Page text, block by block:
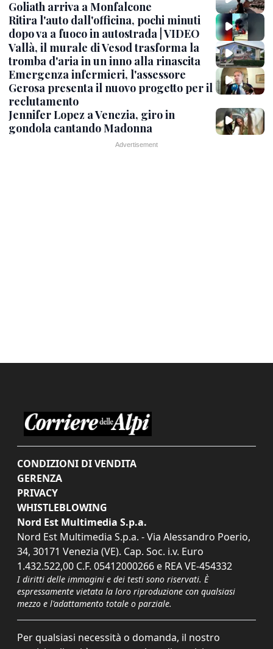
Goliath arriva a Monfalcone
Ritira l'auto dall'officina, pochi minuti
dopo va a fuoco in autostrada | VIDEO
Vallà, il murale di Vesod trasforma la
tromba d'aria in un inno alla rinascita
Emergenza infermieri, l'assessore
Gerosa presenta il nuovo progetto per il
reclutamento
Jennifer Lopez a Venezia, giro in
gondola cantando Madonna
CONDIZIONI DI VENDITA
GERENZA
PRIVACY
WHISTLEBLOWING
Nord Est Multimedia S.p.a.
Nord Est Multimedia S.p.a. - Via Alessandro Poerio,
34, 30171 Venezia (VE). Cap. Soc. i.v. Euro
1.432.522,00 C.F. 05412000266 e REA VE-454332
I diritti delle immagini e dei testi sono riservati. È
espressamente vietata la loro riproduzione con qualsiasi
mezzo e l'adattamento totale o parziale.
Per qualsiasi necessità o domanda, il nostro